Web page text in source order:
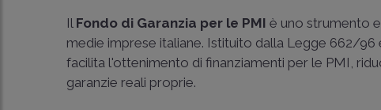
Il Fondo di Garanzia per le PMI è uno strumento
medie imprese italiane. Istituito dalla Legge 662/
facilita l'ottenimento di finanziamenti per le PMI,
garanzie reali proprie.